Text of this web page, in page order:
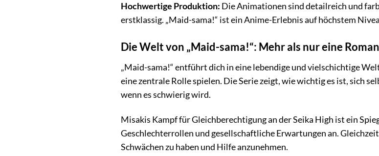
Hochwertige Produktion: Die Animationen sind detailreich und
erstklassig. „Maid-sama!“ ist ein Anime-Erlebnis auf höchstem
Die Welt von „Maid-sama!“: Mehr als nur eine
„Maid-sama!“ entführt dich in eine lebendige und vielschichtige
eine zentrale Rolle spielen. Die Serie zeigt, wie wichtig es ist, sich
wenn es schwierig wird.
Misakis Kampf für Gleichberechtigung an der Seika High ist ein
Geschlechterrollen und gesellschaftliche Erwartungen an.
Schwächen zu haben und Hilfe anzunehmen.